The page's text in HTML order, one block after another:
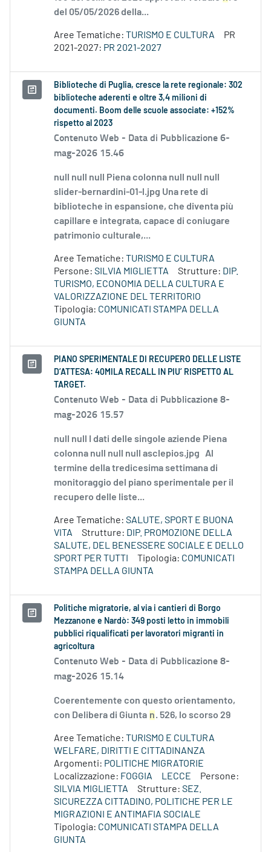
del 05/05/2026 della...
Aree Tematiche: TURISMO E CULTURA
PR
2021-2027: PR 2021-2027
Biblioteche di Puglia, cresce la rete regionale: 302
biblioteche aderenti e oltre 3,4 milioni di
documenti. Boom delle scuole associate: +152%
rispetto al 2023
Contenuto Web - Data di Pubblicazione 6-
mag-2026 15.46
null null null Piena colonna null null null
slider-bernardini-01-l.jpg Una rete di
biblioteche in espansione, che diventa più
capillare e integrata, capace di coniugare
patrimonio culturale,...
Aree Tematiche: TURISMO E CULTURA
Persone: SILVIA MIGLIETTA Strutture: DIP.
TURISMO, ECONOMIA DELLA CULTURA E
VALORIZZAZIONE DEL TERRITORIO
Tipologia: COMUNICATI STAMPA DELLA
GIUNTA
PIANO SPERIMENTALE DI RECUPERO DELLE LISTE
D’ATTESA: 40MILA RECALL IN PIU’ RISPETTO AL
TARGET.
Contenuto Web - Data di Pubblicazione 8-
mag-2026 15.57
null null I dati delle singole aziende Piena
colonna null null null asclepios.jpg Al
termine della tredicesima settimana di
monitoraggio del piano sperimentale per il
recupero delle liste...
Aree Tematiche: SALUTE, SPORT E BUONA
VITA
Strutture: DIP. PROMOZIONE DELLA
SALUTE, DEL BENESSERE SOCIALE E DELLO
SPORT PER TUTTI
Tipologia: COMUNICATI
STAMPA DELLA GIUNTA
Politiche migratorie, al via i cantieri di Borgo
Mezzanone e Nardò: 349 posti letto in immobili
pubblici riqualificati per lavoratori migranti in
agricoltura
Contenuto Web - Data di Pubblicazione 8-
mag-2026 15.14
Coerentemente con questo orientamento,
con Delibera di Giunta n. 526, lo scorso 29
Aree Tematiche: TURISMO E CULTURA
WELFARE, DIRITTI E CITTADINANZA
Argomenti: POLITICHE MIGRATORIE
Localizzazione: FOGGIA LECCE
Persone:
SILVIA MIGLIETTA
Strutture: SEZ.
SICUREZZA CITTADINO, POLITICHE PER LE
MIGRAZIONI E ANTIMAFIA SOCIALE
Tipologia: COMUNICATI STAMPA DELLA
GIUNTA